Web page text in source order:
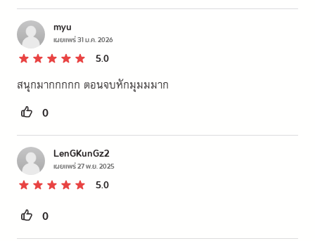
myu
เผยแพร่31 ม.ค. 2026
5.0
สนุกมากกกกก ตอนจบหักมุมมมาก
0
LenGKunGz2
เผยแพร่27 พ.ย. 2025
5.0
0